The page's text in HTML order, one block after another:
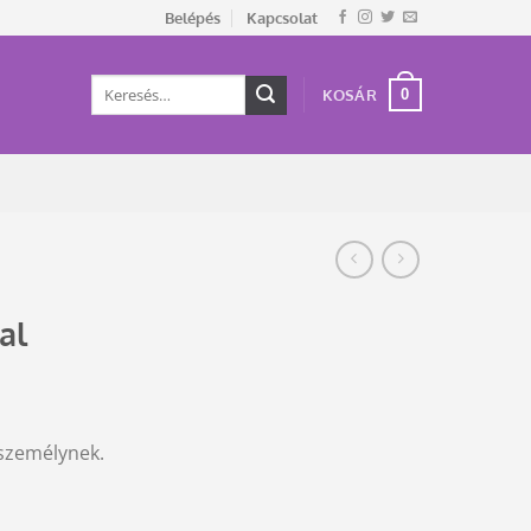
Belépés Kapcsolat
Keresés
KOSÁR 0